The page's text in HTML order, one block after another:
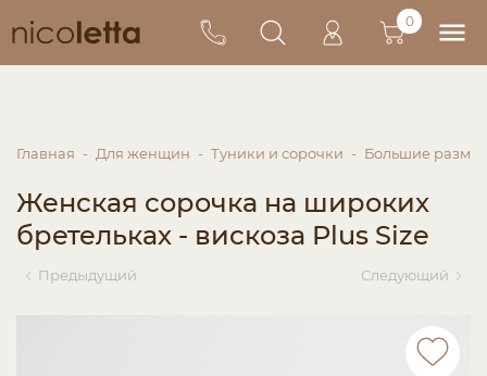
0
Главная Для женщин Туники и сорочки Большие
Женская сорочка на широких
бретельках - вискоза Plus Size
Предыдущий Следующий